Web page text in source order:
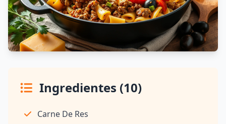
Ingredientes (10)
Carne De Res